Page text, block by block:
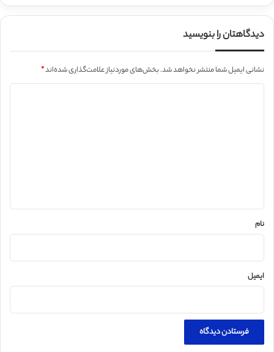
دیدگاهتان را بنویسید
نشانی ایمیل شما منتشر نخواهد شد.بخش‌های موردنیاز علامت‌گذاری شده‌اند*
نام
ایمیل